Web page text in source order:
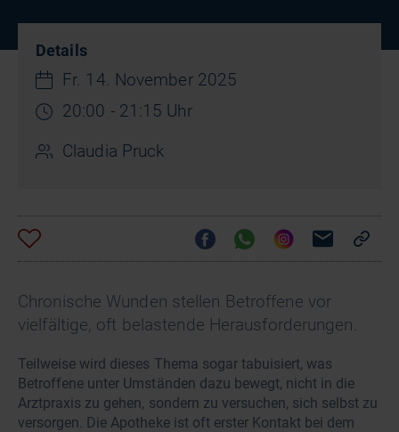
Details
Fr. 14. November 2025
20:00 - 21:15 Uhr
Claudia Pruck
Chronische Wunden stellen Betroffene vor
vielfältige, oft belastende Herausforderungen.
Teilweise wird dieses Thema sogar tabuisiert, was
Betroffene unter Umständen dazu bewegt, nicht in die
Arztpraxis zu gehen, sondern zu versuchen, sich selbst zu
versorgen. Die Apotheke ist oft erster Kontakt bei dem